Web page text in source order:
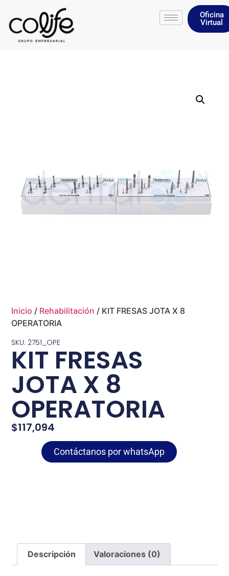
Oficina
Virtual
Inicio / Rehabilitación / KIT FRESAS JOTA X 8
OPERATORIA
SKU: 2751_OPE
KIT FRESAS
JOTA X 8
OPERATORIA
$117,094
Contáctanos por whatsApp
Descripción Valoraciones (0)